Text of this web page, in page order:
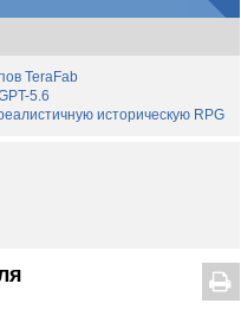
TeraFab
5.6
историческую RPG